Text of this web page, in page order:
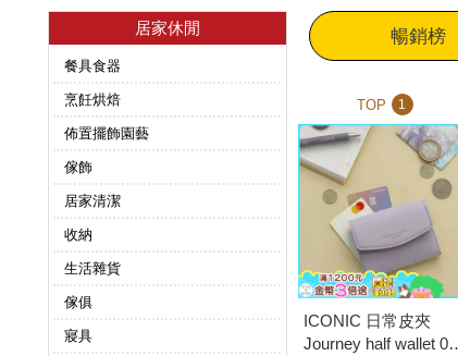
居家休閒
餐具食器
烹飪烘焙
佈置擺飾園藝
傢飾
居家清潔
收納
生活雜貨
傢俱
寢具
暢銷榜
TOP 1
ICONIC 日常皮夾
Journey half wallet 03